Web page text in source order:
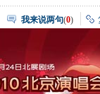
我来说两句(0)